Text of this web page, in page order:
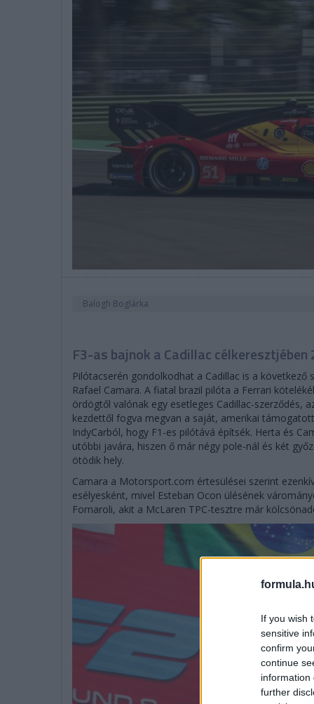
If you wish
sensitive
confirm
continue
information
further
Balogh Boglárka
F3-as bajnok a Cadillac célkeresztjében
Pilótacserén gondolkodhat a Cadillac is a
Rafael Camara. A fiatal brazil pilóta a Ferrari
ördögtől valónak egy esetleges Cadillac-szerződés,
kezdettől fogva megvan a saját, amerikai
IndyCarból, hogy F1-es pilótává építsék. Herta és
utóbbi javára, hiszen ő már négy pole-nál és két
ötödik hely.
Camara a Motorsport.com értesülései szerint
esélyesként, mivel Esteban Ocon ülésének
Fornaroli, akit a McLaren TPC-tesztre már